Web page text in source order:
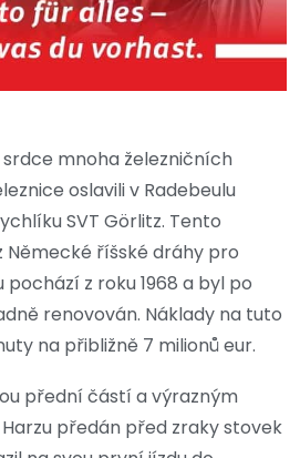
mnoha železničních
oslavili v Radebeulu
SVT Görlitz. Tento
Německé říšské dráhy pro
z roku 1968 a byl po
renovován. Náklady na tuto
na přibližně 7 milionů eur.
přední částí a výrazným
předán před zraky stovek